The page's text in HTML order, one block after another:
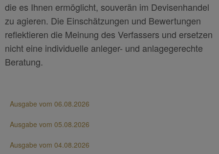
die es Ihnen ermöglicht, souverän im Devisenhandel
zu agieren. Die Einschätzungen und Bewertungen
reflektieren die Meinung des Verfassers und ersetzen
nicht eine individuelle anleger- und anlagegerechte
Beratung.
Ausgabe vom 06.08.2026
Ausgabe vom 05.08.2026
Ausgabe vom 04.08.2026